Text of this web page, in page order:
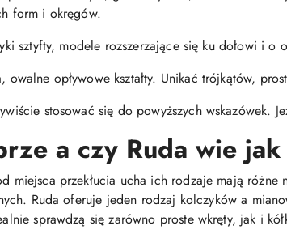
form i okręgów.
sztyfty, modele rozszerzające się ku dołowi i o
owalne opływowe kształty. Unikać trójkątów,
stosować się do powyższych wskazówek.
a czy Ruda wie
miejsca przekłucia ucha ich rodzaje mają
Ruda oferuje jeden rodzaj kolczyków a
sprawdzą się zarówno proste wkręty, jak i